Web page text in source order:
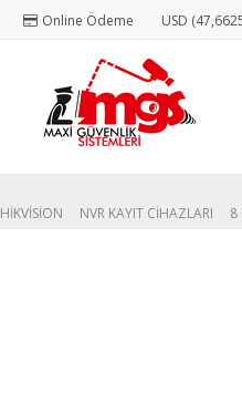
Online Ödeme USD
HİKVİSİON NVR KAYIT CİHAZLARI 8